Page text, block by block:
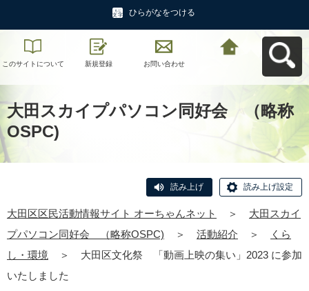
ひらがなをつける
このサイトについて 新規登録 お問い合わせ
大田スカイプパソコン同好会 （略称
OSPC)
読み上げ 読み上げ設定
大田区区民活動情報サイト オーちゃんネット ＞
大田スカイ
プパソコン同好会 （略称OSPC)
＞ 活動紹介 ＞
くら
し・環境
＞
大田区文化祭 「動画上映の集い」2023 に参加
いたしました